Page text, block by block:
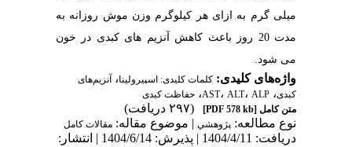
میلی گرم به ازای هر کیلوگرم وزن موش روزانه به
مدت 20 روز باعث کاهش آنزیم های کبدی در خون
می شود.
واژه‌های کلیدی: کلمات کلیدی: اسپیرولینا،آنزیم‌های
کبدی، AST، ALT، ALP ، حفاظت کبدی
متن کامل [PDF 578 kb]
(۲۹۷ دریافت)
نوع مطالعه: پژوهشي| موضوع مقاله: مقالات کامل
دریافت: 1404/4/11 | پذیرش: 1404/6/14 | انتشار: